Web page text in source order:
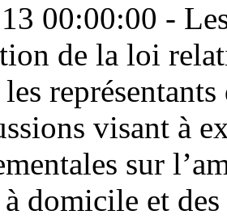
00:00:00 -
de la loi
visant à
sur
domicile et